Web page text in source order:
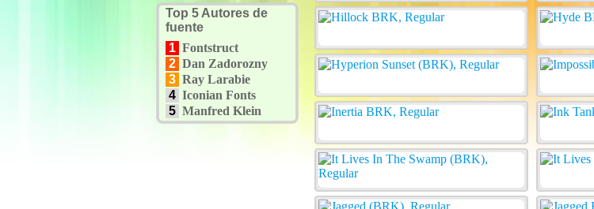
Top 5 Autores de
fuente
1 Fontstruct
2 Dan Zadorozny
3 Ray Larabie
4 Iconian Fonts
5 Manfred Klein